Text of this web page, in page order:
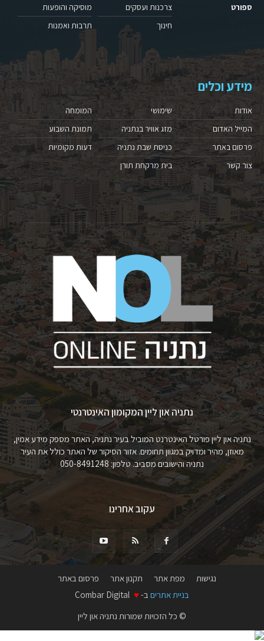
ספורט
צרכנות ועסקים
חינוך
מוסיקה והופעות
תרבות ואמנות
מידע וכלים
אודות
המייל האדום
פרסום באתר
צור קשר
שימושי
מזג אוויר בנתניה
כניסת שבת נתניה
בית מרקחת תורן
המומחה
תמונת השבוע
דעות מקומיות
נתניה און ליין המקומון האינטרנטי
נתניה און ליין פורטל האינטרנט המוביל בעיר נתניה, האתר מספק מידע אמין,
מאוזן, מהיר ומדויק במגוון תחומים. אזור הסיקור של האתר כולל את העיר
נתניה והישובים מסביב. טלפון: 050-8491248
עקוב אחרינו
נגישות מפת אתר תקנון אתר
פרסום באתר
בניית אתרים ב- ♥
© כל הזכויות שמורות נתניה און ליין